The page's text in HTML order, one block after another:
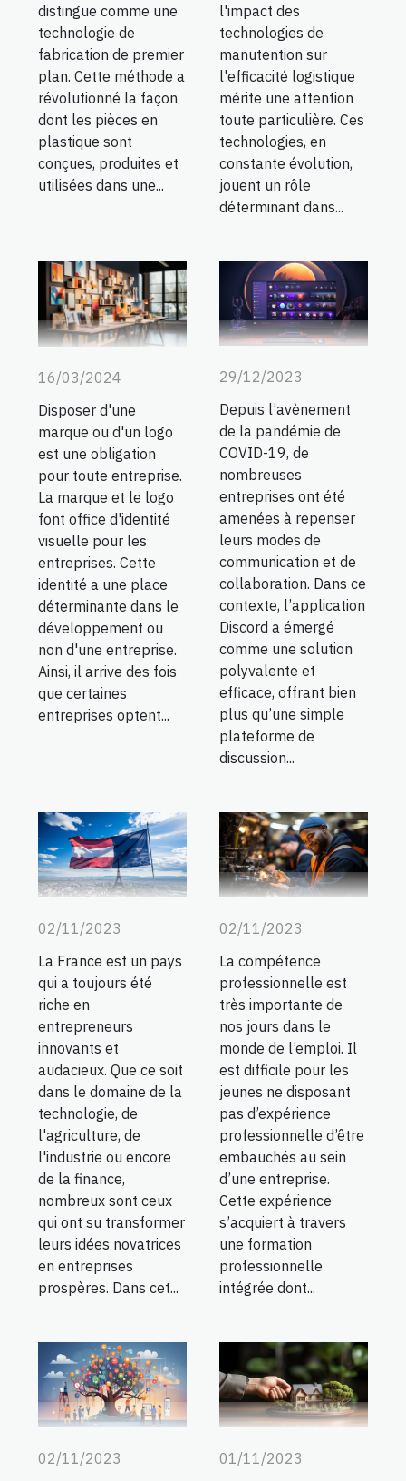
distingue comme une
technologie de
fabrication de premier
plan. Cette méthode a
révolutionné la façon
dont les pièces en
plastique sont
conçues, produites et
utilisées dans une...
l'impact des
technologies de
manutention sur
l'efficacité logistique
mérite une attention
toute particulière. Ces
technologies, en
constante évolution,
jouent un rôle
déterminant dans...
16/03/2024
Disposer d'une
marque ou d'un logo
est une obligation
pour toute entreprise.
La marque et le logo
font office d'identité
visuelle pour les
entreprises. Cette
identité a une place
déterminante dans le
développement ou
non d'une entreprise.
Ainsi, il arrive des fois
que certaines
entreprises optent...
29/12/2023
Depuis l’avènement
de la pandémie de
COVID-19, de
nombreuses
entreprises ont été
amenées à repenser
leurs modes de
communication et de
collaboration. Dans ce
contexte, l’application
Discord a émergé
comme une solution
polyvalente et
efficace, offrant bien
plus qu’une simple
plateforme de
discussion...
02/11/2023
La France est un pays
qui a toujours été
riche en
entrepreneurs
innovants et
audacieux. Que ce soit
dans le domaine de la
technologie, de
l'agriculture, de
l'industrie ou encore
de la finance,
nombreux sont ceux
qui ont su transformer
leurs idées novatrices
en entreprises
prospères. Dans cet...
02/11/2023
La compétence
professionnelle est
très importante de
nos jours dans le
monde de l’emploi. Il
est difficile pour les
jeunes ne disposant
pas d’expérience
professionnelle d’être
embauchés au sein
d’une entreprise.
Cette expérience
s’acquiert à travers
une formation
professionnelle
intégrée dont...
02/11/2023 01/11/2023